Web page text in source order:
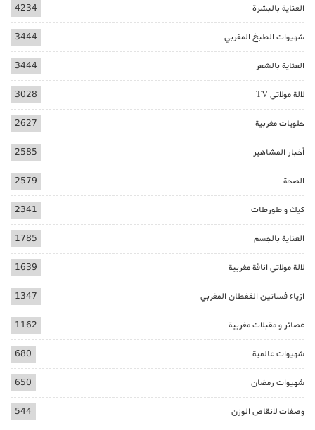
العناية بالبشرة 4234
شهيوات الطبخ المغربي 3444
العناية بالشعر 3444
لالة مولاتي TV 3028
حلويات مغربية 2627
أخبار المشاهير 2585
الصحة 2579
كيك و طورطات 2341
العناية بالجسم 1785
لالة مولاتي اناقة مغربية 1639
ازياء فساتين القفطان المغربي 1347
عصائر و مقبلات مغربية 1162
شهيوات عالمية 680
شهيوات رمضان 650
وصفات لانقاص الوزن 544